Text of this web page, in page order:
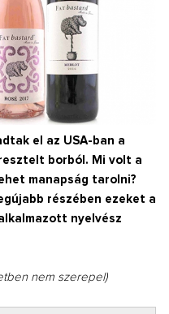
el az USA-ban a
borból. Mi volt a
manapság tarolni?
részében ezeket a
nyelvész
nem szerepel)